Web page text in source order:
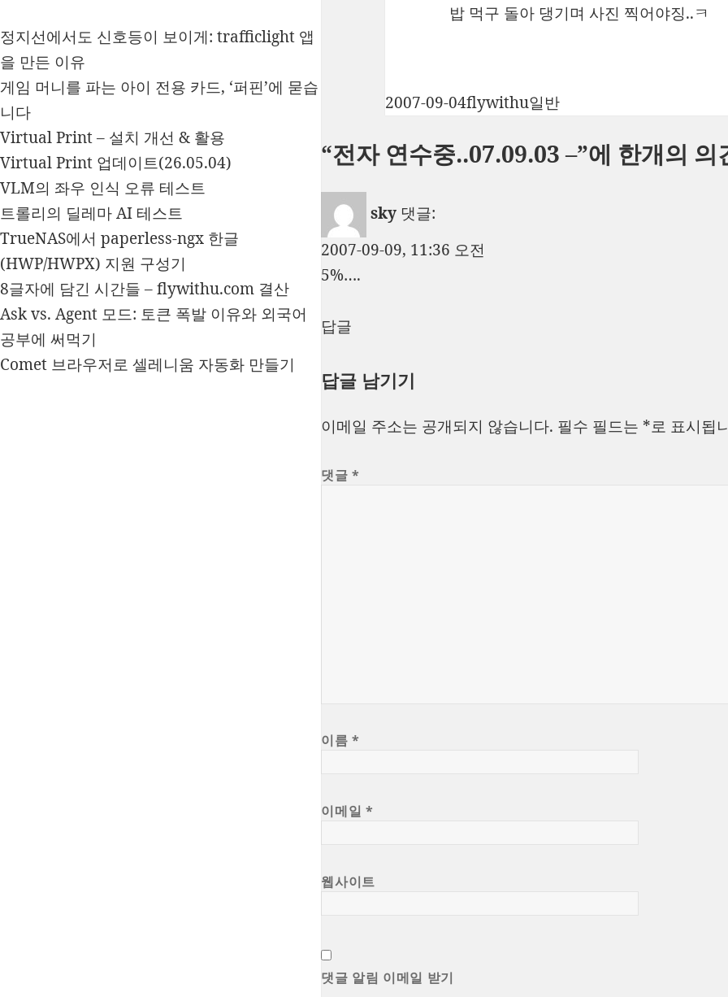
정지선에서도 신호등이 보이게: trafficlight 앱
을 만든 이유
게임 머니를 파는 아이 전용 카드, ‘퍼핀’에 묻습
니다
Virtual Print – 설치 개선 & 활용
Virtual Print 업데이트(26.05.04)
VLM의 좌우 인식 오류 테스트
트롤리의 딜레마 AI 테스트
TrueNAS에서 paperless-ngx 한글
(HWP/HWPX) 지원 구성기
8글자에 담긴 시간들 – flywithu.com 결산
Ask vs. Agent 모드: 토큰 폭발 이유와 외국어
공부에 써먹기
Comet 브라우저로 셀레니움 자동화 만들기
밥 먹구 돌아 댕기며 사진 찍어야징..ㅋ
작
일
2007-09-04글
이
flywithu카
고
일반
“전자 연수중..07.09.03 –”에 한개의 의
sky 댓글:
2007-09-09, 11:36 오전
5%….
답글
답글 남기기
이메일 주소는 공개되지 않습니다. 필수 필드는 *로 표시됩
댓글*
이름*
이메일 *
웹사이트
댓글 알림 이메일 받기